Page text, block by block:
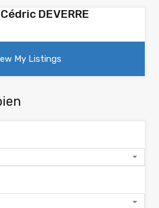
DEVERRE
My Listings